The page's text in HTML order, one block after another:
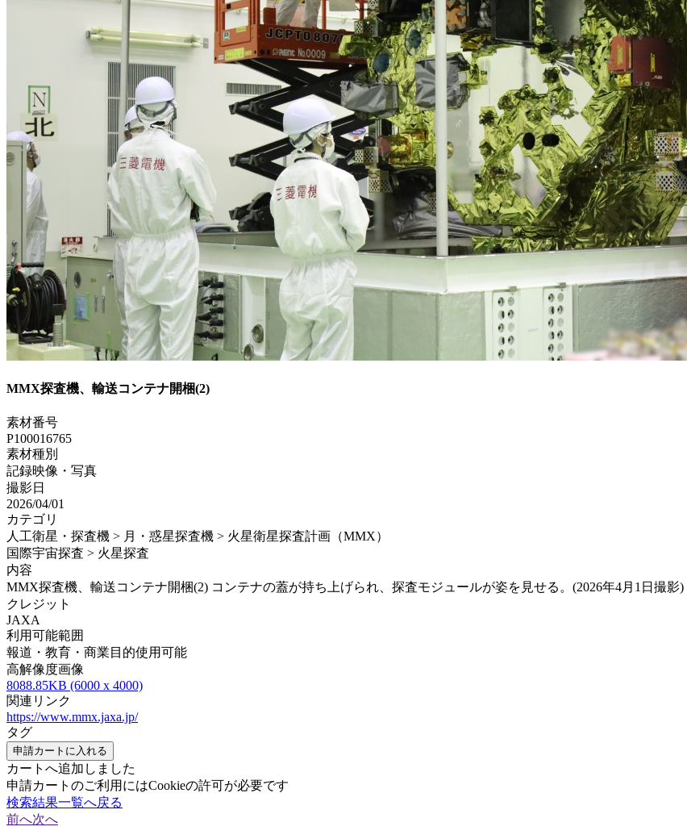
MMX探査機、輸送コンテナ開梱(2)
素材番号
P100016765
素材種別
記録映像・写真
撮影日
2026/04/01
カテゴリ
人工衛星・探査機 > 月・惑星探査機 > 火星衛星探査計画（MMX）
国際宇宙探査 > 火星探査
内容
MMX探査機、輸送コンテナ開梱(2) コンテナの蓋が持ち上げられ、探査モジュールが姿を見せる。(2026年4月1日撮影)
クレジット
JAXA
利用可能範囲
報道・教育・商業目的使用可能
高解像度画像
8088.85KB (6000 x 4000)
関連リンク
https://www.mmx.jaxa.jp/
タグ
申請カートに入れる
カートへ追加しました
申請カートのご利用にはCookieの許可が必要です
検索結果一覧へ戻る
前へ次へ